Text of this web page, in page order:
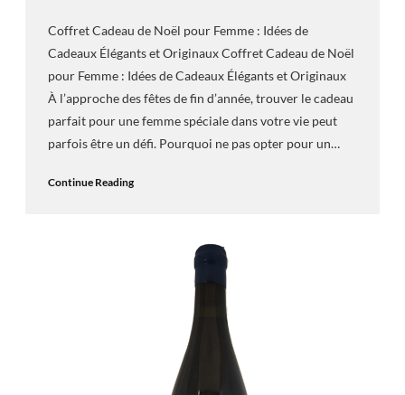
Coffret Cadeau de Noël pour Femme : Idées de
Cadeaux Élégants et Originaux Coffret Cadeau de Noël
pour Femme : Idées de Cadeaux Élégants et Originaux
À l’approche des fêtes de fin d’année, trouver le cadeau
parfait pour une femme spéciale dans votre vie peut
parfois être un défi. Pourquoi ne pas opter pour un…
Continue Reading